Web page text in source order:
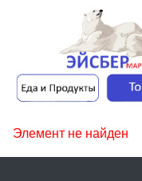
Элемент не найден